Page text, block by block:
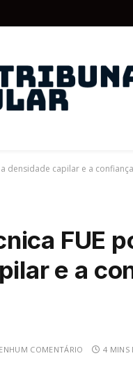
densidade capilar e a
FUE
e a
COMENTÁRIO 4 MINS